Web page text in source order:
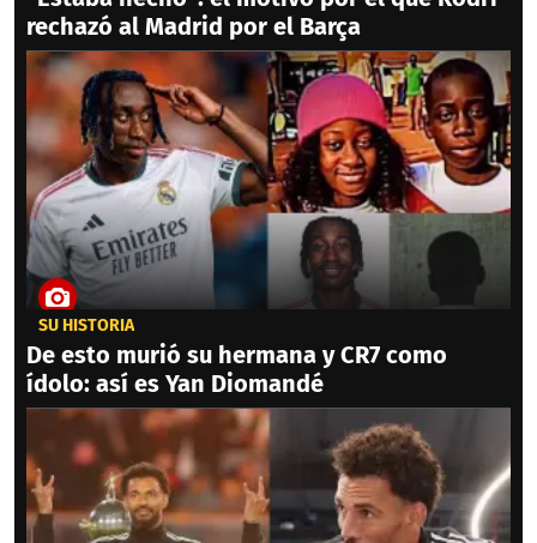
rechazó al Madrid por el Barça
SU HISTORIA
De esto murió su hermana y CR7 como
ídolo: así es Yan Diomandé